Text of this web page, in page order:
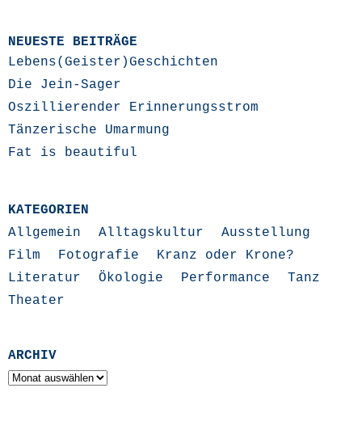
NEUESTE BEITRÄGE
Lebens(Geister)Geschichten
Die Jein-Sager
Oszillierender Erinnerungsstrom
Tänzerische Umarmung
Fat is beautiful
KATEGORIEN
Allgemein
Alltagskultur
Ausstellung
Film
Fotografie
Kranz oder Krone?
Literatur
Ökologie Performance
Tanz
Theater
ARCHIV
Archiv